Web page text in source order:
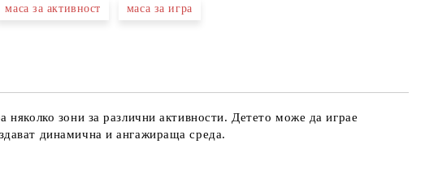
маса за активност маса за игра
зони за различни активности. Детето може да играе
динамична и ангажираща среда.